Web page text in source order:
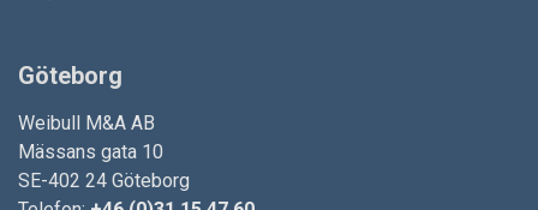
Göteborg
Weibull M&A AB
Mässans gata 10
SE-402 24 Göteborg